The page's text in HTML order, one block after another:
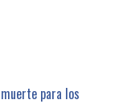
para los